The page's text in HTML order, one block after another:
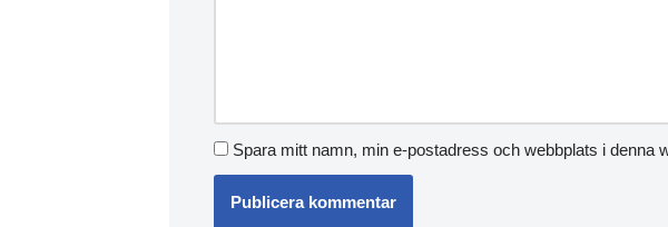
Spara mitt namn, min e-postadress och webbplats i denna